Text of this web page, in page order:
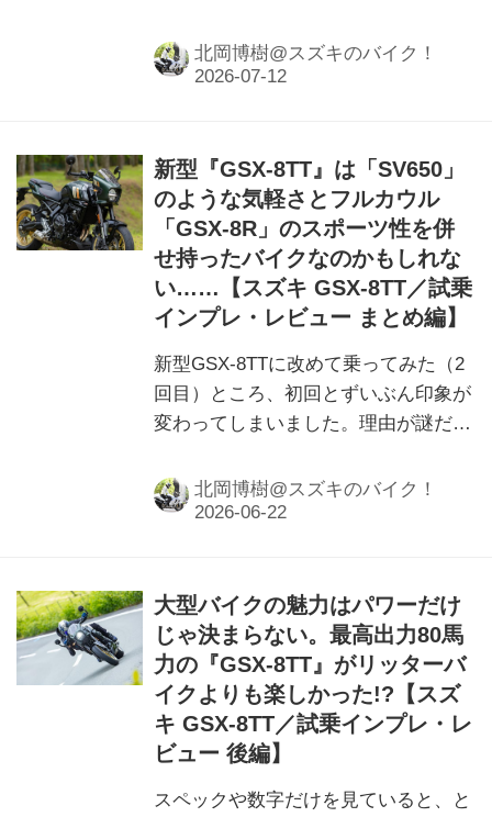
北岡博樹@スズキのバイク！
新型『GSX-8TT』は「SV650」
のような気軽さとフルカウル
「GSX-8R」のスポーツ性を併
せ持ったバイクなのかもしれな
い……【スズキ GSX-8TT／試乗
インプレ・レビュー まとめ編】
新型GSX-8TTに改めて乗ってみた（2
回目）ところ、初回とずいぶん印象が
変わってしまいました。理由が謎だけ
も……北岡博樹@スズキのバイク！
大型バイクの魅力はパワーだけ
じゃ決まらない。最高出力80馬
力の『GSX-8TT』がリッターバ
イクよりも楽しかった!?【スズ
キ GSX-8TT／試乗インプレ・レ
ビュー 後編】
スペックや数字だけを見ていると、と